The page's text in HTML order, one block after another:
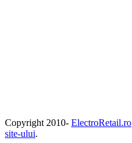
Copyright 2010- ElectroRetail.ro
site-ului.